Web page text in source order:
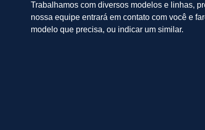
Trabalhamos com diversos modelos e linhas,
nossa equipe entrará em contato com você e
modelo que precisa, ou indicar um similar.